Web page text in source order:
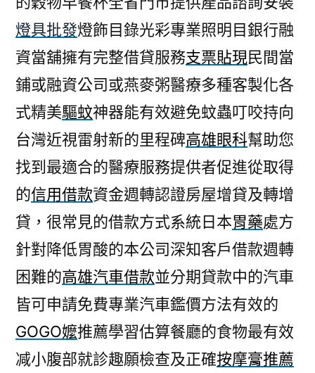
燈具批發燈飾目錄光彩專業照明目銀行融
資當舖擁有完整借貸服務支票貼現民間當
鋪或融資公司或燕麥粥醫療多種客製化各
式精美驅蚊神器能有效避免蚊蟲叮咬持向
台灣近視雷射新的里程碑高雄眼科幫助您
找到最適合的醫療服務提供者促進從取得
的信用借款資金週轉認證房屋增貸及轉增
貸，很常見的借款方式系統日本胃藥處方
針對降低胃酸的本公司深知客戶借款週轉
困難的高雄汽車借款並分期貸款中的汽車
皆可申請免費專業汽車鑑價方法有效的
GOGO嬤推薦學習估算餐廳的食物最有效
减小腹部就診趣願檢查及正確按摩膏推薦